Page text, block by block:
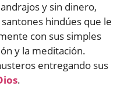
y sin dinero,
hindúes que le
con sus simples
y la meditación.
entregando sus
.